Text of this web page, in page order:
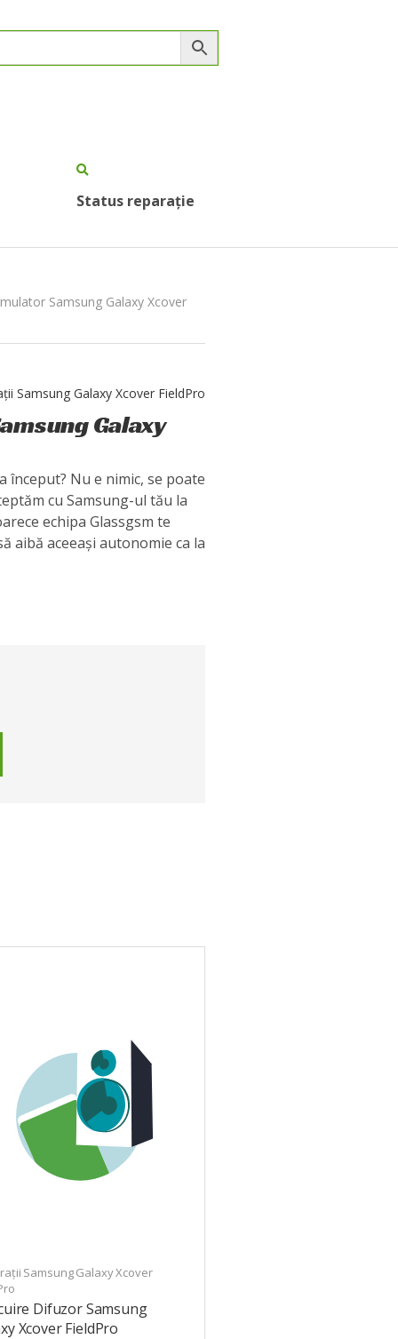
Status reparație
Samsung Galaxy Xcover
Samsung Galaxy Xcover FieldPro
Galaxy
Nu e nimic, se poate
cu Samsung-ul tău la
echipa Glassgsm te
aibă aceeași autonomie ca la
Samsung Galaxy Xcover
Difuzor Samsung
Xcover FieldPro